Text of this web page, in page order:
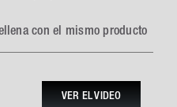
con el mismo producto
VER EL VIDEO